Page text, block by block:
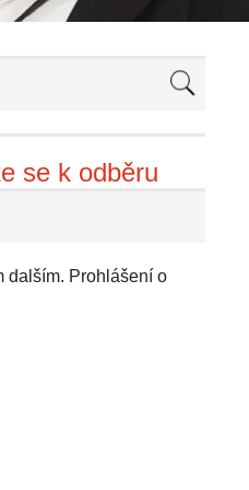
se k odběru
dalším. Prohlášení o